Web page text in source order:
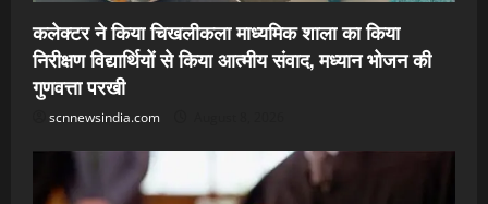
कलेक्टर ने किया चिखलीकला माध्यमिक शाला का किया
निरीक्षण विद्यार्थियों से किया आत्मीय संवाद, मध्यान भोजन की
गुणवत्ता परखी
scnnewsindia.com